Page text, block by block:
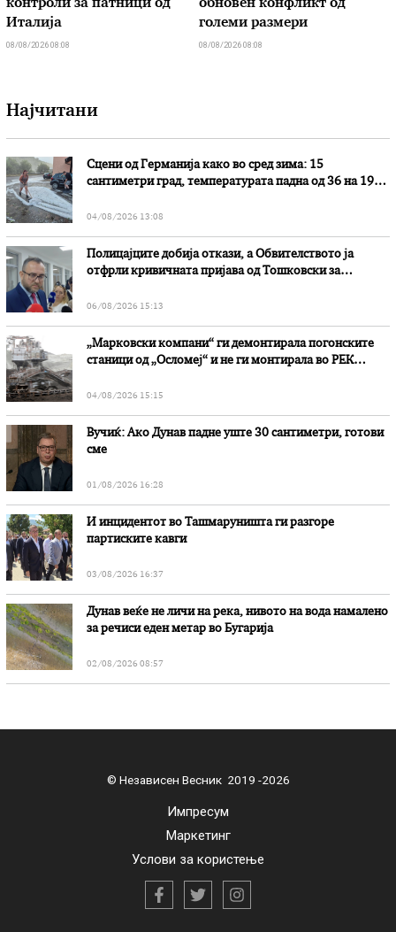
контроли за патници од
Италија
08/08/2026 08:08
обновен конфликт од
големи размери
08/08/2026 08:08
Најчитани
Сцени од Германија како во сред зима: 15
сантиметри град, температурата падна од 36 на 19
04/08/2026 13:08
Полицајците добија откази, а Обвителството ја
отфрли кривичната пријава од Тошковски за
06/08/2026 15:13
„Марковски компани“ ги демонтирала погонските
станици од „Осломеј“ и не ги монтирала во РЕК
04/08/2026 15:15
Вучиќ: Ако Дунав падне уште 30 сантиметри, готови
сме
01/08/2026 16:28
И инцидентот во Ташмаруништa ги разгоре
партиските кавги
03/08/2026 16:37
Дунав веќе не личи на река, нивото на вода намалено
за речиси еден метар во Бугарија
02/08/2026 08:57
© Независен Весник 2019 -2026
Импресум
Маркетинг
Услови за користење